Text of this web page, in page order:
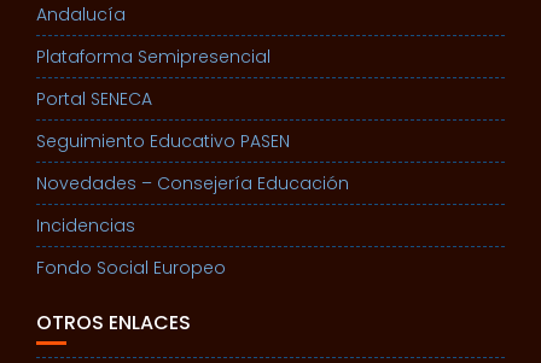
Andalucía
Plataforma Semipresencial
Portal SENECA
Seguimiento Educativo PASEN
Novedades – Consejería Educación
Incidencias
Fondo Social Europeo
OTROS ENLACES